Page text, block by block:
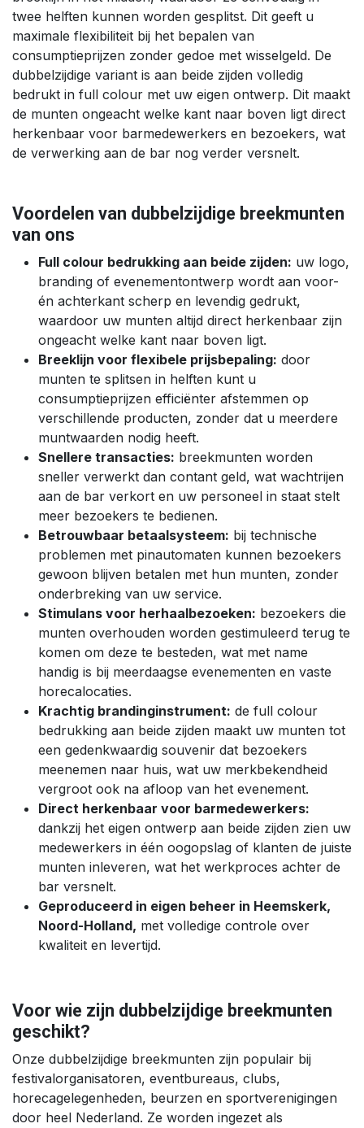
twee helften kunnen worden gesplitst. Dit geeft u
maximale flexibiliteit bij het bepalen van
consumptieprijzen zonder gedoe met wisselgeld. De
dubbelzijdige variant is aan beide zijden volledig
bedrukt in full colour met uw eigen ontwerp. Dit maakt
de munten ongeacht welke kant naar boven ligt direct
herkenbaar voor barmedewerkers en bezoekers, wat
de verwerking aan de bar nog verder versnelt.
Voordelen van dubbelzijdige breekmunten
van ons
Full colour bedrukking aan beide zijden: uw logo,
branding of evenementontwerp wordt aan voor-
én achterkant scherp en levendig gedrukt,
waardoor uw munten altijd direct herkenbaar zijn
ongeacht welke kant naar boven ligt.
Breeklijn voor flexibele prijsbepaling: door
munten te splitsen in helften kunt u
consumptieprijzen efficiënter afstemmen op
verschillende producten, zonder dat u meerdere
muntwaarden nodig heeft.
Snellere transacties: breekmunten worden
sneller verwerkt dan contant geld, wat wachtrijen
aan de bar verkort en uw personeel in staat stelt
meer bezoekers te bedienen.
Betrouwbaar betaalsysteem: bij technische
problemen met pinautomaten kunnen bezoekers
gewoon blijven betalen met hun munten, zonder
onderbreking van uw service.
Stimulans voor herhaalbezoeken: bezoekers die
munten overhouden worden gestimuleerd terug te
komen om deze te besteden, wat met name
handig is bij meerdaagse evenementen en vaste
horecalocaties.
Krachtig brandinginstrument: de full colour
bedrukking aan beide zijden maakt uw munten tot
een gedenkwaardig souvenir dat bezoekers
meenemen naar huis, wat uw merkbekendheid
vergroot ook na afloop van het evenement.
Direct herkenbaar voor barmedewerkers:
dankzij het eigen ontwerp aan beide zijden zien uw
medewerkers in één oogopslag of klanten de juiste
munten inleveren, wat het werkproces achter de
bar versnelt.
Geproduceerd in eigen beheer in Heemskerk,
Noord-Holland, met volledige controle over
kwaliteit en levertijd.
Voor wie zijn dubbelzijdige breekmunten
geschikt?
Onze dubbelzijdige breekmunten zijn populair bij
festivalorganisatoren, eventbureaus, clubs,
horecagelegenheden, beurzen en sportverenigingen
door heel Nederland. Ze worden ingezet als